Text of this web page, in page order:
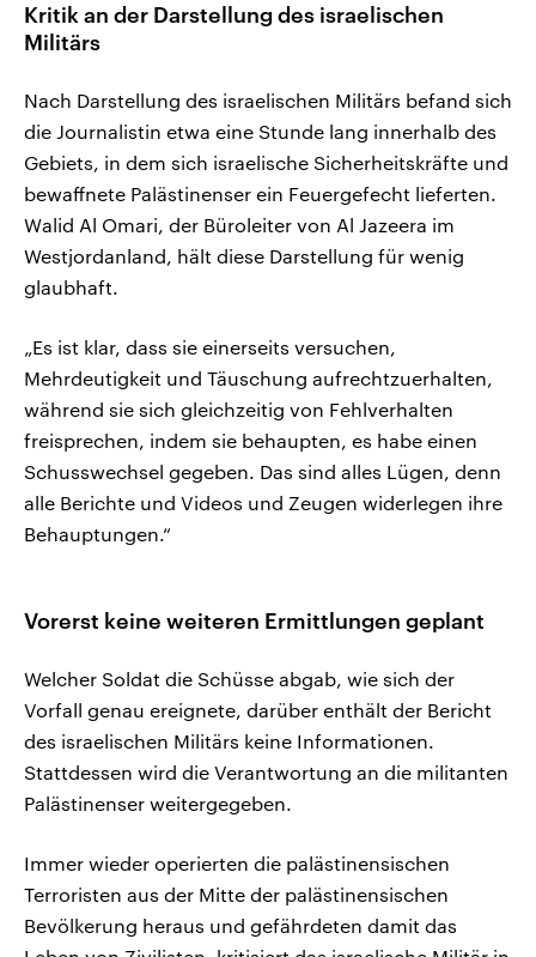
Kritik an der Darstellung des israelischen
Militärs
Nach Darstellung des israelischen Militärs befand sich
die Journalistin etwa eine Stunde lang innerhalb des
Gebiets, in dem sich israelische Sicherheitskräfte und
bewaffnete Palästinenser ein Feuergefecht lieferten.
Walid Al Omari, der Büroleiter von Al Jazeera im
Westjordanland, hält diese Darstellung für wenig
glaubhaft.
„Es ist klar, dass sie einerseits versuchen,
Mehrdeutigkeit und Täuschung aufrechtzuerhalten,
während sie sich gleichzeitig von Fehlverhalten
freisprechen, indem sie behaupten, es habe einen
Schusswechsel gegeben. Das sind alles Lügen, denn
alle Berichte und Videos und Zeugen widerlegen ihre
Behauptungen.“
Vorerst keine weiteren Ermittlungen geplant
Welcher Soldat die Schüsse abgab, wie sich der
Vorfall genau ereignete, darüber enthält der Bericht
des israelischen Militärs keine Informationen.
Stattdessen wird die Verantwortung an die militanten
Palästinenser weitergegeben.
Immer wieder operierten die palästinensischen
Terroristen aus der Mitte der palästinensischen
Bevölkerung heraus und gefährdeten damit das